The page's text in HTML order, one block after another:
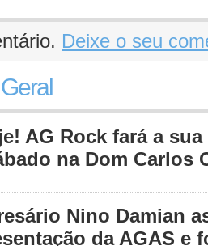
Deixe o seu
Geral
AG Rock fará a
na Dom Carlos
Nino Damian
da AGAS e